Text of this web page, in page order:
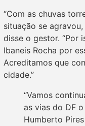
“Com as chuvas
situação se
disse o gestor. “Por
Ibaneis Rocha por
Acreditamos que
cidade.”
“Vamos
as vias do DF
Humberto